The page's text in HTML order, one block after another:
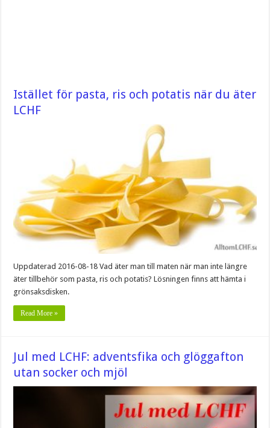
Istället för pasta, ris och potatis när du äter
LCHF
Uppdaterad 2016-08-18 Vad äter man till maten när man inte längre
äter tillbehör som pasta, ris och potatis? Lösningen finns att hämta i
grönsaksdisken.
Read More »
Jul med LCHF: adventsfika och glöggafton
utan socker och mjöl